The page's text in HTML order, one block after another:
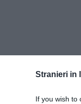
Stranieri in
If you wish to
Lombroso a